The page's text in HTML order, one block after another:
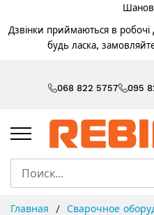
Дзвінки приймаються в
будь ласка,
068 822 5757 095
Главная
Сварочное